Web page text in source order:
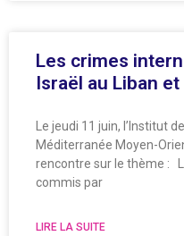
Les crimes
Israël au Liban
Le jeudi 11 juin, l’Institut
Méditerranée Moyen-
rencontre sur le thème :
commis par
LIRE LA SUITE